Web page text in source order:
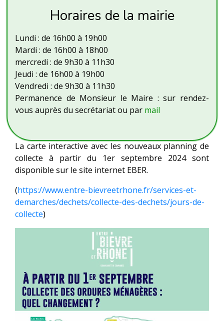
Horaires de la mairie
Lundi : de 16h00 à 19h00
Mardi : de 16h00 à 18h00
mercredi : de 9h30 à 11h30
Jeudi : de 16h00 à 19h00
Vendredi : de 9h30 à 11h30
Permanence de Monsieur le Maire : sur rendez-
vous auprès du secrétariat ou par mail
La carte interactive avec les nouveaux planning de
collecte à partir du 1er septembre 2024 sont
disponible sur le site internet EBER.
(https://www.entre-bievreetrhone.fr/services-et-
demarches/dechets/collecte-des-dechets/jours-de-
collecte)